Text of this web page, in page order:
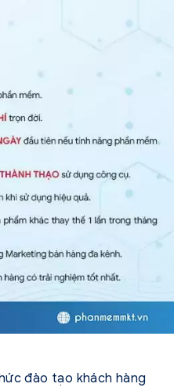
đào tạo khách hàng